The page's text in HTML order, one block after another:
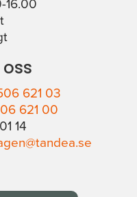
16.00
621 03
621 00
14